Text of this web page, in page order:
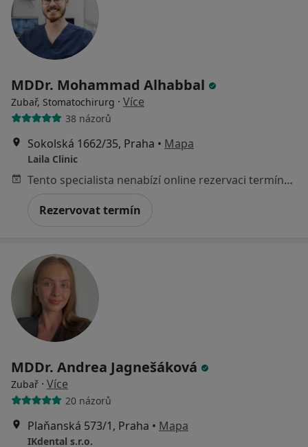
MDDr. Mohammad Alhabbal
Zubař, Stomatochirurg · Více
38 názorů
Sokolská 1662/35, Praha • Mapa
Laila Clinic
Tento specialista nenabízí online rezervaci termínu na této adrese.
Rezervovat termín
MDDr. Andrea Jagnešáková
Zubař · Více
20 názorů
Plaňanská 573/1, Praha • Mapa
IKdental s.r.o.